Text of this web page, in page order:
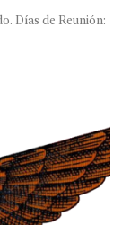
Días de Reunión: